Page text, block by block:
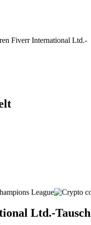
Fiverr International Ltd.-
Ltd.-Tausch